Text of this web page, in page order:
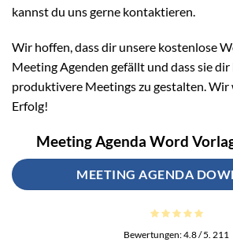
kannst du uns gerne kontaktieren.
Wir hoffen, dass dir unsere kostenlose
Meeting Agenden gefällt und dass sie
produktivere Meetings zu gestalten. Wir
Erfolg!
Meeting Agenda Word
MEETING AGENDA
Bewertungen:4.8/ 5. 211